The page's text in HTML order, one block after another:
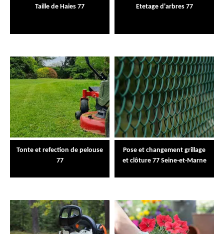
Taille de Haies 77 Etetage d'arbres 77
Tonte et refection de pelouse
77
Pose et changement grillage
et clôture 77 Seine-et-Marne